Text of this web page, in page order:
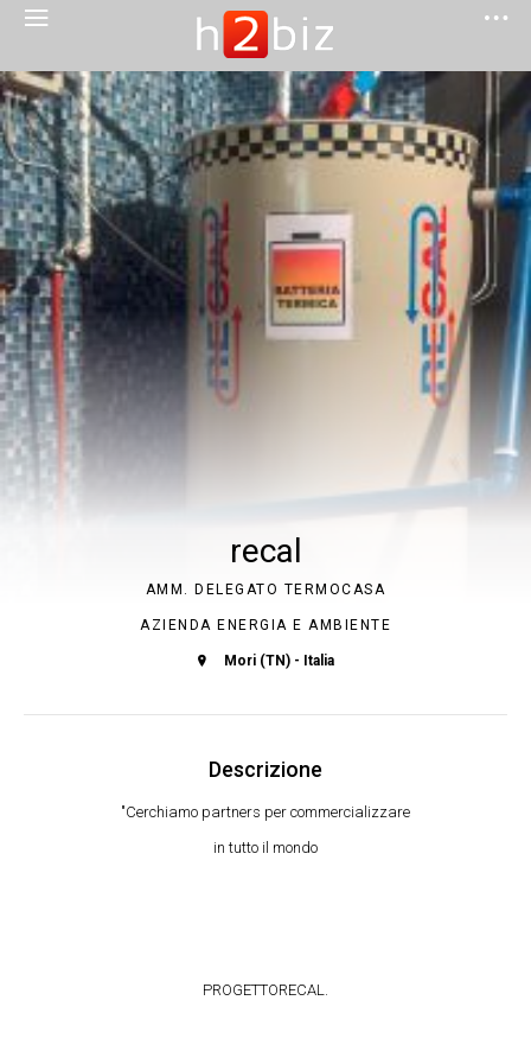
recal
AMM. DELEGATO TERMOCASA
AZIENDA ENERGIA E AMBIENTE
Mori (TN) - Italia
Descrizione
"Cerchiamo partners per commercializzare
in tutto il mondo
PROGETTORECAL.